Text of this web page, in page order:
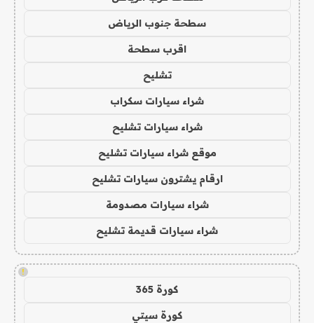
سطحة جنوب الرياض
اقرب سطحة
تشليح
شراء سيارات سكراب
شراء سيارات تشليح
موقع شراء سيارات تشليح
ارقام يشترون سيارات تشليح
شراء سيارات مصدومة
شراء سيارات قديمة تشليح
!
كورة 365
كورة سيتي